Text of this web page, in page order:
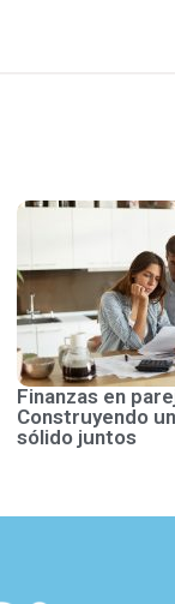
Finanzas en
Construyendo
sólido juntos